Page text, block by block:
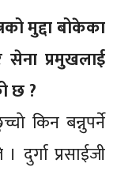
मुद्दा बोकेका
सेना प्रमुखलाई
छ ?
किन बन्नुपर्ने
दुर्गा प्रसाईजी